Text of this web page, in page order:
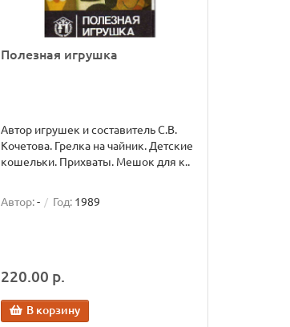
Полезная игрушка
Автор игрушек и составитель С.В.
Кочетова. Грелка на чайник. Детские
кошельки. Прихваты. Мешок для к..
Автор:- Год: 1989
220.00 р.
В корзину